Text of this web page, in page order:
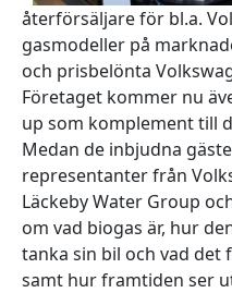
återförsäljare för bl.a.
gasmodeller på
och prisbelönta
Företaget kommer nu
up som komplement till
Medan de inbjudna
representanter från
Läckeby Water Group
om vad biogas är, hur
tanka sin bil och vad
samt hur framtiden ser